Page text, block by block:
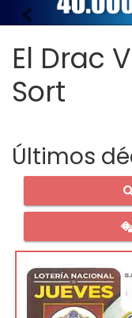
Imagen anterior
El Drac
Sort
Últimos